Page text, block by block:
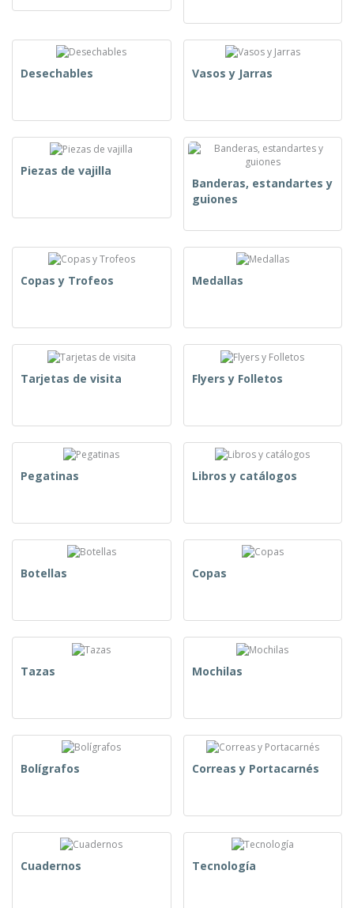
Desechables Vasos y Jarras
Piezas de vajilla
Banderas, estandartes y
guiones
Copas y Trofeos Medallas
Tarjetas de visita Flyers y Folletos
Pegatinas Libros y catálogos
Botellas Copas
Tazas Mochilas
Bolígrafos Correas y Portacarnés
Cuadernos Tecnología